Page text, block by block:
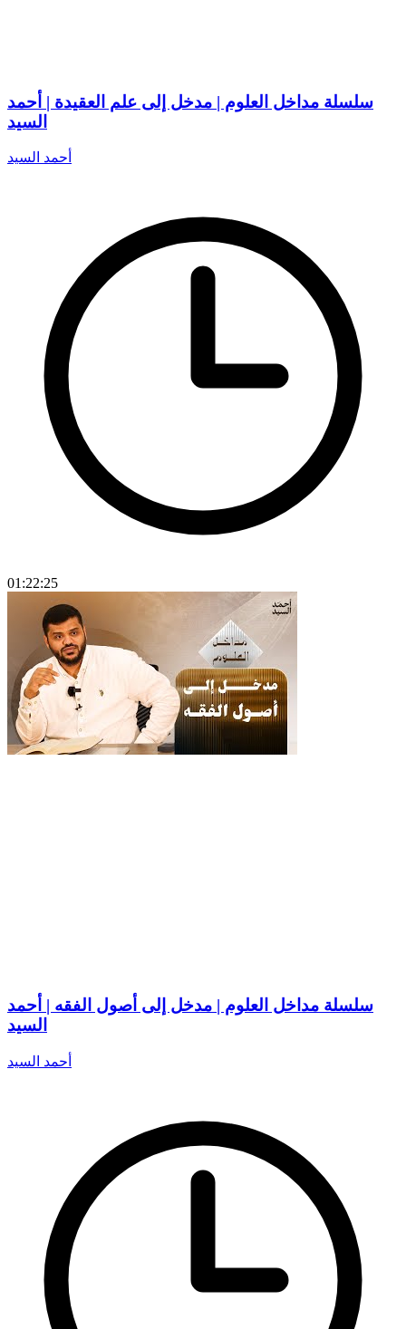
سلسلة مداخل العلوم | مدخل إلى علم العقيدة | أحمد
السيد
أحمد السيد
01:22:25
سلسلة مداخل العلوم | مدخل إلى أصول الفقه | أحمد
السيد
أحمد السيد